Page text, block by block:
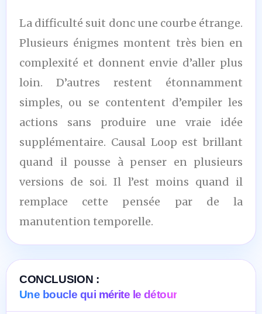
La difficulté suit donc une courbe étrange.
Plusieurs énigmes montent très bien en
complexité et donnent envie d’aller plus
loin. D’autres restent étonnamment
simples, ou se contentent d’empiler les
actions sans produire une vraie idée
supplémentaire. Causal Loop est brillant
quand il pousse à penser en plusieurs
versions de soi. Il l’est moins quand il
remplace cette pensée par de la
manutention temporelle.
CONCLUSION :
Une boucle qui mérite le détour